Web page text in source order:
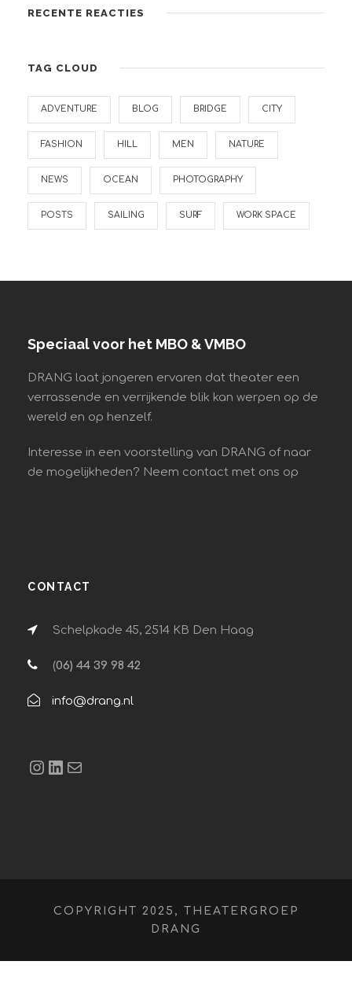
RECENTE REACTIES
TAG CLOUD
ADVENTURE BLOG BRIDGE CITY
FASHION HILL MEN NATURE
NEWS OCEAN PHOTOGRAPHY
POSTS SAILING SURF WORK SPACE
Speciaal voor het MBO & VMBO
DRANG laat jongeren ervaren dat theater een
verrassende en verrijkende blik kan werpen op de
wereld en op henzelf.
Interesse in een voorstelling van DRANG of naar
de mogelijkheden? Neem contact met ons op
CONTACT
Schelpkade 45, 2514 KB Den Haag
(06) 44 39 98 42
info@drang.nl
Instagram LinkedIn E-mail
COPYRIGHT 2025, THEATERGROEP
DRANG